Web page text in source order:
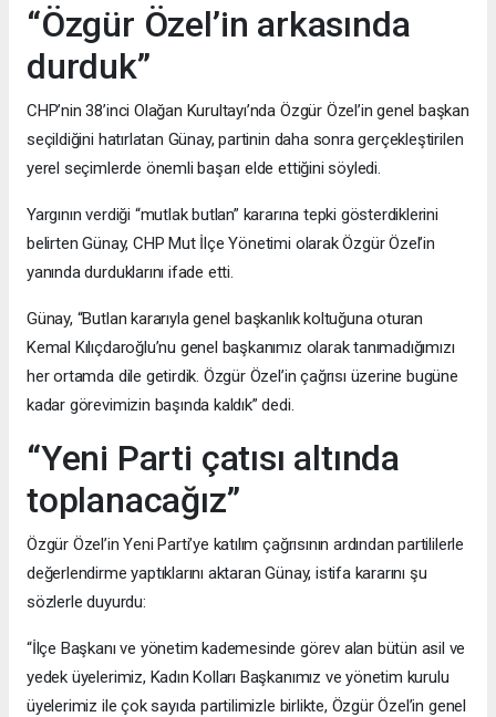
“Özgür Özel’in arkasında
durduk”
CHP’nin 38’inci Olağan Kurultayı’nda Özgür Özel’in genel başkan
seçildiğini hatırlatan Günay, partinin daha sonra gerçekleştirilen
yerel seçimlerde önemli başarı elde ettiğini söyledi.
Yargının verdiği “mutlak butlan” kararına tepki gösterdiklerini
belirten Günay, CHP Mut İlçe Yönetimi olarak Özgür Özel’in
yanında durduklarını ifade etti.
Günay, “Butlan kararıyla genel başkanlık koltuğuna oturan
Kemal Kılıçdaroğlu’nu genel başkanımız olarak tanımadığımızı
her ortamda dile getirdik. Özgür Özel’in çağrısı üzerine bugüne
kadar görevimizin başında kaldık” dedi.
“Yeni Parti çatısı altında
toplanacağız”
Özgür Özel’in Yeni Parti’ye katılım çağrısının ardından partililerle
değerlendirme yaptıklarını aktaran Günay, istifa kararını şu
sözlerle duyurdu:
“İlçe Başkanı ve yönetim kademesinde görev alan bütün asil ve
yedek üyelerimiz, Kadın Kolları Başkanımız ve yönetim kurulu
üyelerimiz ile çok sayıda partilimizle birlikte, Özgür Özel’in genel